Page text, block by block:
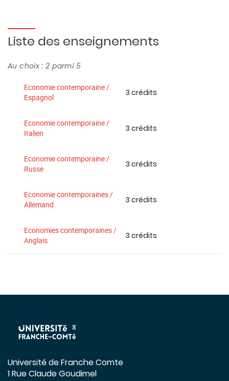
Liste des enseignements
Au choix : 2 parmi 5
Economie contemporaine /
Espagnol
3 crédits
Economie contemporaine /
Italien
3 crédits
Economie contemporaine /
Russe
3 crédits
Economie contemporaines /
Allemand
3 crédits
Economies contemporaines /
Anglais
3 crédits
Université de Franche Comte
1 Rue Claude Goudimel